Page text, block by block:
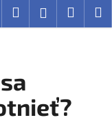
Hľadať Prihlásenie